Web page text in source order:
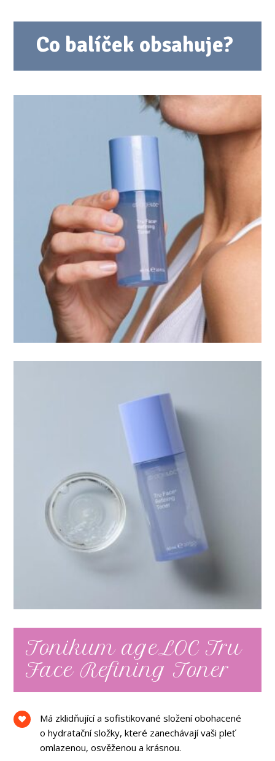
Co balíček obsahuje?
Tonikum ageLOC Tru
Face Refining Toner
Má zklidňující a sofistikované složení obohacené
o hydratační složky, které zanechávají vaši pleť
omlazenou, osvěženou a krásnou.